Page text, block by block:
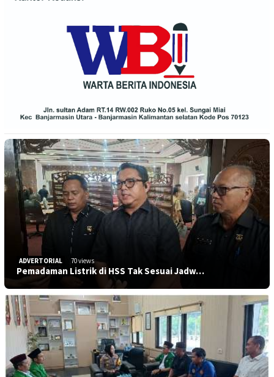
ADVERTORIAL 70 views
Pemadaman Listrik di HSS Tak Sesuai Jadw…